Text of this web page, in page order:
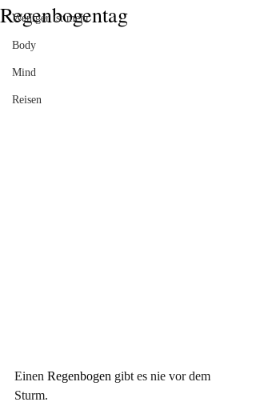
Weniger ist mehr
Body
Mind
Reisen
Regenbogentag
Einen Regenbogen gibt es nie vor dem
Sturm.